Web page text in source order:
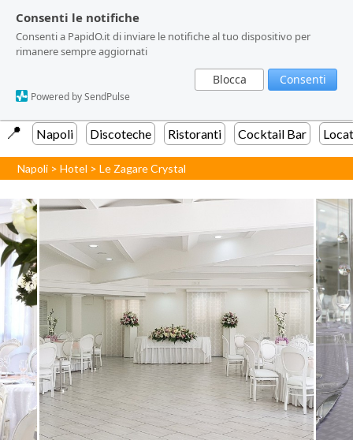
Consenti le notifiche
Consenti a PapidO.it di inviare le notifiche al tuo dispositivo per
rimanere sempre aggiornati
Blocca Consenti
Powered by SendPulse
Consenti le notifiche
Consenti a PapidO.it di inviare le notifiche al tuo dispositivo per
rimanere sempre aggiornati
Blocca Consenti
Powered by SendPulse
📍️ Napoli Discoteche Ristoranti Cocktail Bar
Napoli >Hotel >Le Zagare Crystal